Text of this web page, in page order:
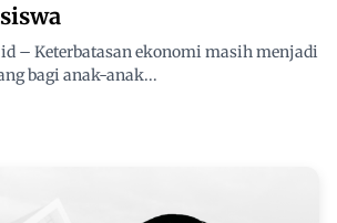
– Keterbatasan ekonomi masih menjadi
bagi anak-anak...